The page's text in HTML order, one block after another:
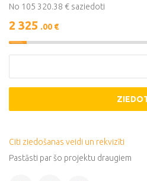
No 105 320.38 € saziedoti
2 325 .00 €
2%
Complete
Citi ziedošanas veidi un rekvizīti
Pastāsti par šo projektu draugiem